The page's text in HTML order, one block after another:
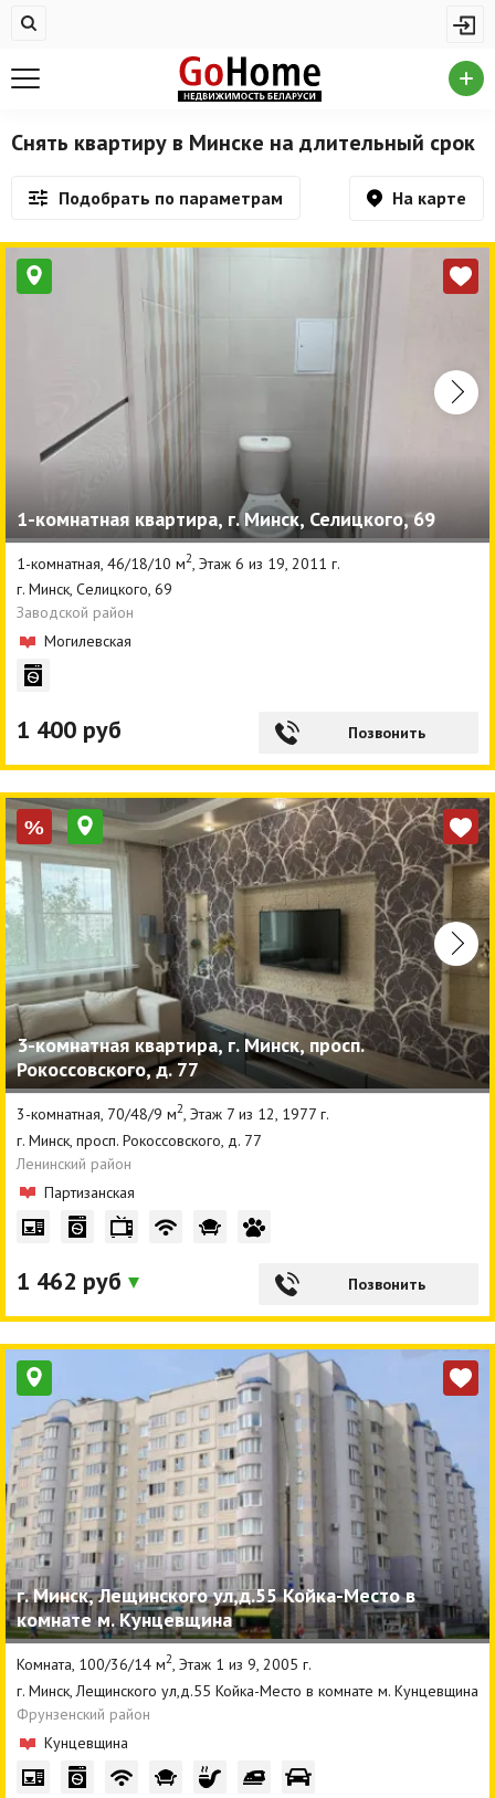
Купить квартиру
Новостройки
Дома/коттеджи/участки
Комерческая недвижимость
Продажа коммерческой недвижимости
Аренда коммерческой недвижимости
Другие разделы
Агентства
Ремонт квартир
Грузовое такси
Способы оплаты
Снять квартиру в Минске на длительный срок
Подобрать по параметрам На карте
1-комнатная квартира, г. Минск, Селицкого, 69
1-комнатная, 46/18/10 м2 , Этаж 6 из 19, 2011 г.
г. Минск, Селицкого, 69
Заводской район
Могилевская
1 400 руб Позвонить
%
3-комнатная квартира, г. Минск, просп.
Рокоссовского, д. 77
3-комнатная, 70/48/9 м2, Этаж 7 из 12, 1977 г.
г. Минск, просп. Рокоссовского, д. 77
Ленинский район
Партизанская
1 462 руб Позвонить
г. Минск, Лещинского ул,д.55 Койка-Место в
комнате м. Кунцевщина
Комната, 100/36/14 м2, Этаж 1 из 9, 2005 г.
г. Минск, Лещинского ул,д.55 Койка-Место в комнате м. Кунцевщина
Фрунзенский район
Кунцевщина